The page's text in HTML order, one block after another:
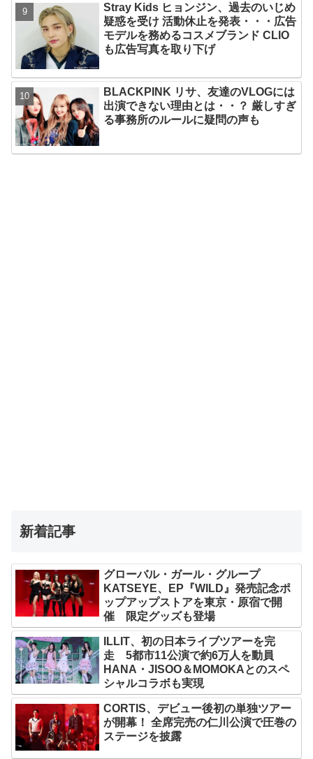
Stray Kids ヒョンジン、過去のいじめ
疑惑を受け 活動休止を発表・・・広告
モデルを務めるコスメブランド CLIO
も広告写真を取り下げ
BLACKPINK リサ、友達のVLOGには
出演できない理由とは・・？ 厳しすぎ
る事務所のルールに疑問の声も
新着記事
グローバル・ガール・グループ
KATSEYE、EP『WILD』発売記念ポ
ップアップストアを東京・原宿で開
催 限定グッズも登場
ILLIT、初の日本ライブツアーを完
走 5都市11公演で約6万人を動員
HANA・JISOO＆MOMOKAとのスペ
シャルコラボも実現
CORTIS、デビュー後初の単独ツアー
が開幕！ 全席完売の仁川公演で圧巻の
ステージを披露